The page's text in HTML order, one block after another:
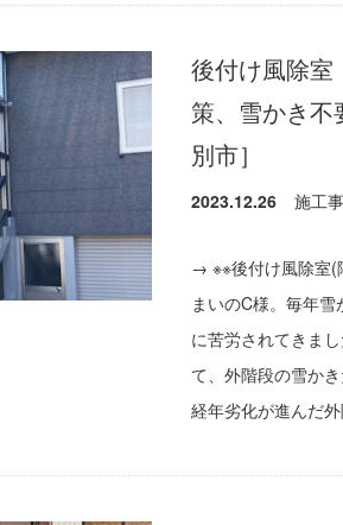
後付け風除室
策、雪かき
別市］
2023.12.26 施工
→ ※※後付け風除室(
まいのC様。毎年
に苦労されてきま
て、外階段の雪か
経年劣化が進んだ